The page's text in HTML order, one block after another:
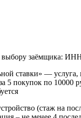
заёмщика:
ставки» — услуга,
5 покупок по 10000
(стаж на